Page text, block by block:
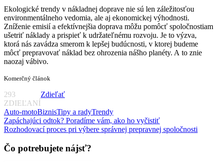
Ekologické trendy v nákladnej doprave nie sú len záležitosťou
environmentálneho vedomia, ale aj ekonomickej výhodnosti.
Zníženie emisií a efektívnejšia doprava môžu pomôcť spoločnostiam
ušetriť náklady a prispieť k udržateľnému rozvoju. Je to výzva,
ktorá nás zavádza smerom k lepšej budúcnosti, v ktorej budeme
môcť prepravovať náklad bez ohrozenia nášho planéty. A to znie
naozaj vábivo.
Komerčný článok
293
ZDIEĽANÍ
Zdieľať
Auto-motoBiznisTipy a radyTrendy
Navigácia
v
článku
Previous
Post:
Zapáchajúci odtok? Poradíme vám, ako ho vyčistiť
Next
Rozhodovací proces pri výbere správnej prepravnej spoločnosti
Čo potrebujete nájsť?